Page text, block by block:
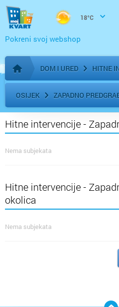
18°C
Pokreni svoj webshop
Početna stranica
DOM I URED HITNE
OSIJEK ZAPADNO
Hitne intervencije -
Nema subjekata
Hitne intervencije -
okolica
Nema subjekata